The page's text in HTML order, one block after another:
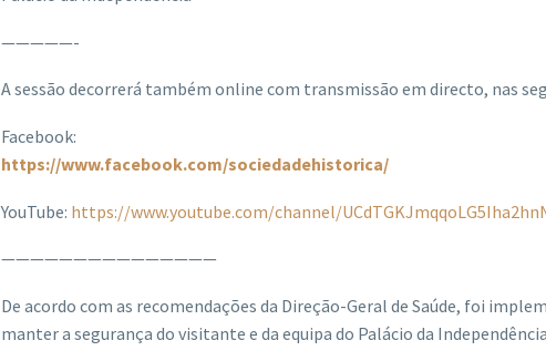
—————-
A sessão decorrerá também online com transmissão em directo, nas
Facebook:
https://www.facebook.com/sociedadehistorica/
YouTube: https://www.youtube.com/channel/
———————————————
De acordo com as recomendações da Direção-Geral de Saúde, foi
manter a segurança do visitante e da equipa do Palácio da